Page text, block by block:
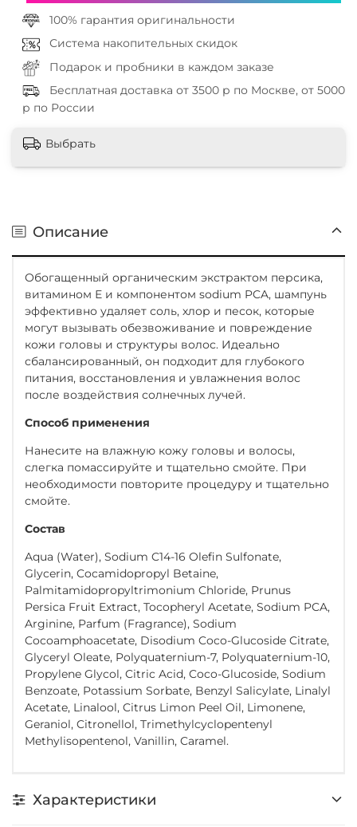
100% гарантия оригинальности
Система накопительных скидок
Подарок и пробники в каждом заказе
Бесплатная доставка от 3500 р по Москве, от 5000
р по России
Выбрать
Описание
Обогащенный органическим экстрактом персика,
витамином Е и компонентом sodium PCA, шампунь
эффективно удаляет соль, хлор и песок, которые
могут вызывать обезвоживание и повреждение
кожи головы и структуры волос. Идеально
сбалансированный, он подходит для глубокого
питания, восстановления и увлажнения волос
после воздействия солнечных лучей.
Способ применения
Нанесите на влажную кожу головы и волосы,
слегка помассируйте и тщательно смойте. При
необходимости повторите процедуру и тщательно
смойте.
Состав
Aqua (Water), Sodium C14-16 Olefin Sulfonate,
Glycerin, Cocamidopropyl Betaine,
Palmitamidopropyltrimonium Chloride, Prunus
Persica Fruit Extract, Tocopheryl Acetate, Sodium PCA,
Arginine, Parfum (Fragrance), Sodium
Cocoamphoacetate, Disodium Coco-Glucoside Citrate,
Glyceryl Oleate, Polyquaternium-7, Polyquaternium-10,
Propylene Glycol, Citric Acid, Coco-Glucoside, Sodium
Benzoate, Potassium Sorbate, Benzyl Salicylate, Linalyl
Acetate, Linalool, Citrus Limon Peel Oil, Limonene,
Geraniol, Citronellol, Trimethylcyclopentenyl
Methylisopentenol, Vanillin, Caramel.
Характеристики